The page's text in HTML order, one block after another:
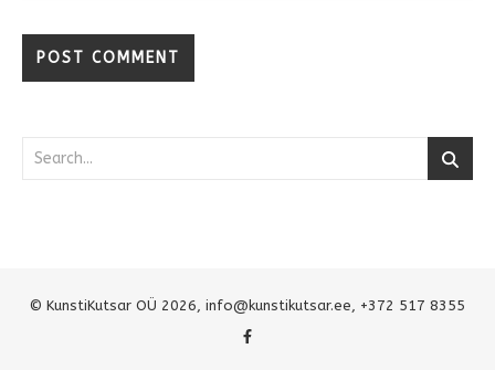
© KunstiKutsar OÜ 2026, info@kunstikutsar.ee, +372 517 8355